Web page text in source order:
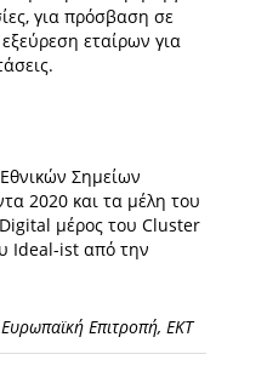
για πρόσβαση σε
εταίρων για
Σημείων
2020 και τα μέλη του
μέρος του Cluster
Ideal-ist από την
Επιτροπή, ΕΚΤ